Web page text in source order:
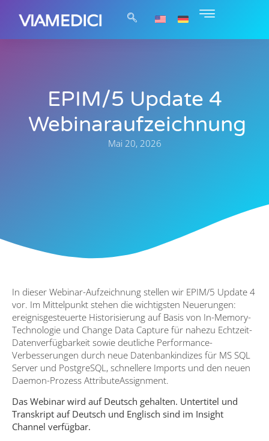
EPIM/5 Update 4
Webinaraufzeichnung
Mai 20, 2026
In dieser Webinar-Aufzeichnung stellen wir EPIM/5 Update 4
vor. Im Mittelpunkt stehen die wichtigsten Neuerungen:
ereignisgesteuerte Historisierung auf Basis von In-Memory-
Technologie und Change Data Capture für nahezu Echtzeit-
Datenverfügbarkeit sowie deutliche Performance-
Verbesserungen durch neue Datenbankindizes für MS SQL
Server und PostgreSQL, schnellere Imports und den neuen
Daemon-Prozess AttributeAssignment.
Das Webinar wird auf Deutsch gehalten. Untertitel und
Transkript auf Deutsch und Englisch sind im Insight
Channel verfügbar.